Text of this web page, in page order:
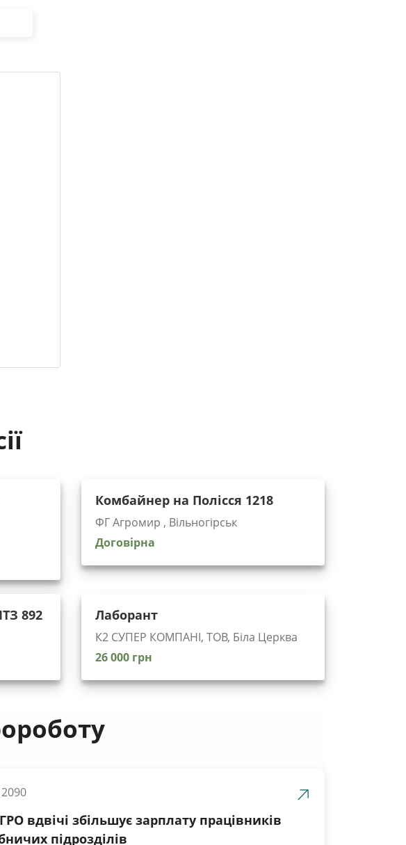
Комбайнер на Полісся 1218
ФГ Агромир , Вільногірськ
Договірна
892 Лаборант
К2 СУПЕР КОМПАНІ, ТОВ, Біла Церква
26 000 грн
вдвічі збільшує зарплату працівників
підрозділів